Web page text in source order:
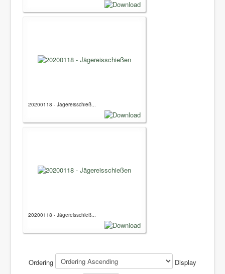
20200118 - Jägereisschieß...
20200118 - Jägereisschieß...
Ordering Display